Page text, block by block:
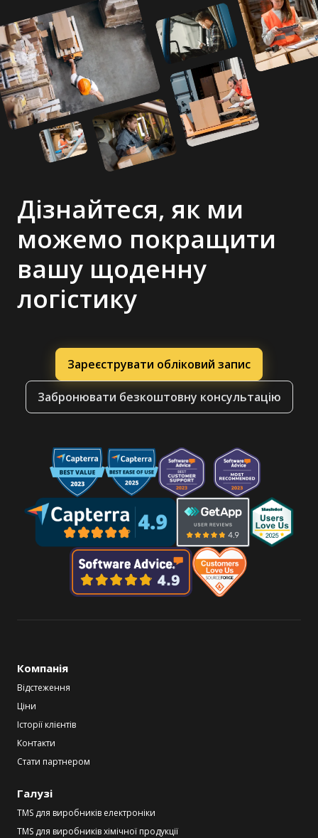
Дізнайтеся, як ми
можемо покращити
вашу щоденну
логістику
Зареєструвати обліковий запис
Забронювати безкоштовну консультацію
Компанія
Відстеження
Ціни
Історії клієнтів
Контакти
Стати партнером
Галузі
TMS для виробників електроніки
TMS для виробників хімічної продукції